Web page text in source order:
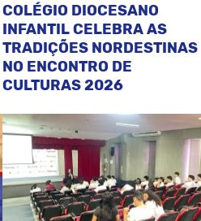
COLÉGIO DIOCESANO
INFANTIL CELEBRA AS
TRADIÇÕES NORDESTINAS
NO ENCONTRO DE
CULTURAS 2026